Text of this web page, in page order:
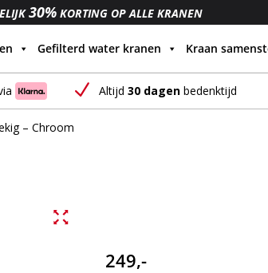
30% KORTING OP ALLE KRANEN
Gefilterd water kranen Kraan
N Altijd 30 dagenbedenktijd
– Chroom
249,-